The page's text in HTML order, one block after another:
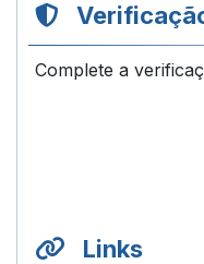
Complete a
Links